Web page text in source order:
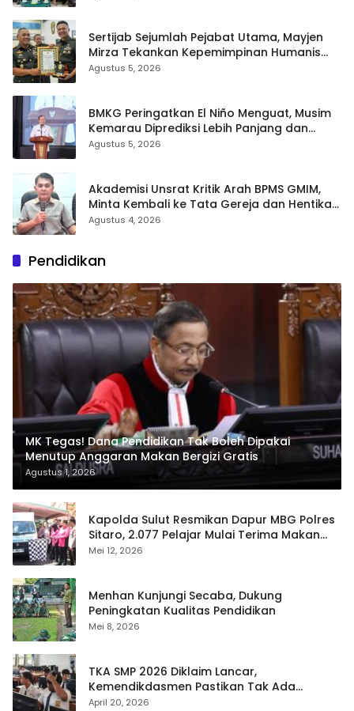
Sertijab Sejumlah Pejabat Utama, Mayjen
Mirza Tekankan Kepemimpinan Humanis
dan Profesional
Agustus 5, 2026
BMKG Peringatkan El Niño Menguat, Musim
Kemarau Diprediksi Lebih Panjang dan
Kering pada Agustus–September
Agustus 5, 2026
Akademisi Unsrat Kritik Arah BPMS GMIM,
Minta Kembali ke Tata Gereja dan Hentikan
Polarisasi
Agustus 4, 2026
Pendidikan
MK Tegas! Dana Pendidikan Tak Boleh Dipakai
Menutup Anggaran Makan Bergizi Gratis
Agustus 1, 2026
Kapolda Sulut Resmikan Dapur MBG Polres
Sitaro, 2.077 Pelajar Mulai Terima Makan
Gratis
Mei 12, 2026
Menhan Kunjungi Secaba, Dukung
Peningkatan Kualitas Pendidikan
Mei 8, 2026
TKA SMP 2026 Diklaim Lancar,
Kemendikdasmen Pastikan Tak Ada
Kebocoran Soal
April 20, 2026